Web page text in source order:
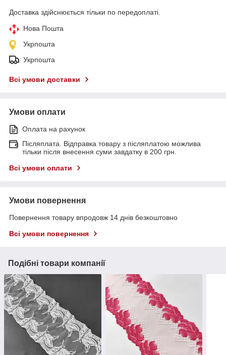
Доставка здійснюється тільки по передоплаті.
Нова Пошта
Укрпошта
Укрпошта
Всі умови доставки
Умови оплати
Оплата на рахунок
Післяплата. Відправка товару з післяплатою можлива
тільки після внесення суми завдатку в 200 грн.
Всі умови оплати
Умови повернення
Повернення товару впродовж 14 днів безкоштовно
Всі умови повернення
Подібні товари компанії